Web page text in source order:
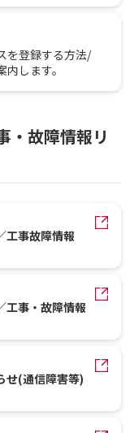
を登録する方法/
します。
・故障情報リ
工事故障情報
工事・故障情報
せ(通信障害等)